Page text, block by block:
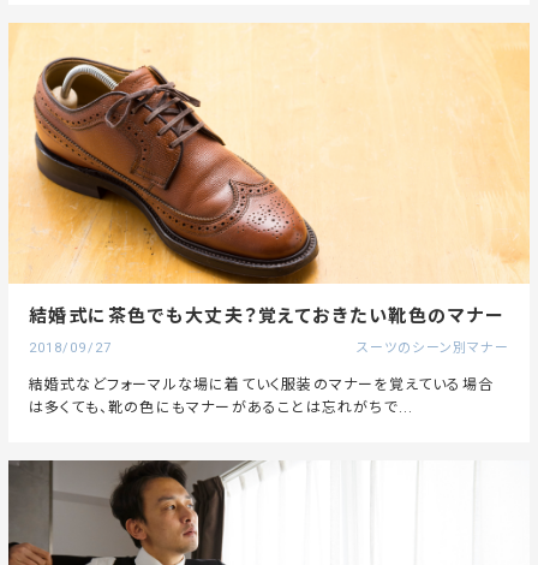
結婚式に茶色でも大丈夫？覚えておきたい靴色のマナー
2018/09/27 スーツのシーン別マナー
結婚式などフォーマルな場に着ていく服装のマナーを覚えている場合
は多くても、靴の色にもマナーがあることは忘れがちで...